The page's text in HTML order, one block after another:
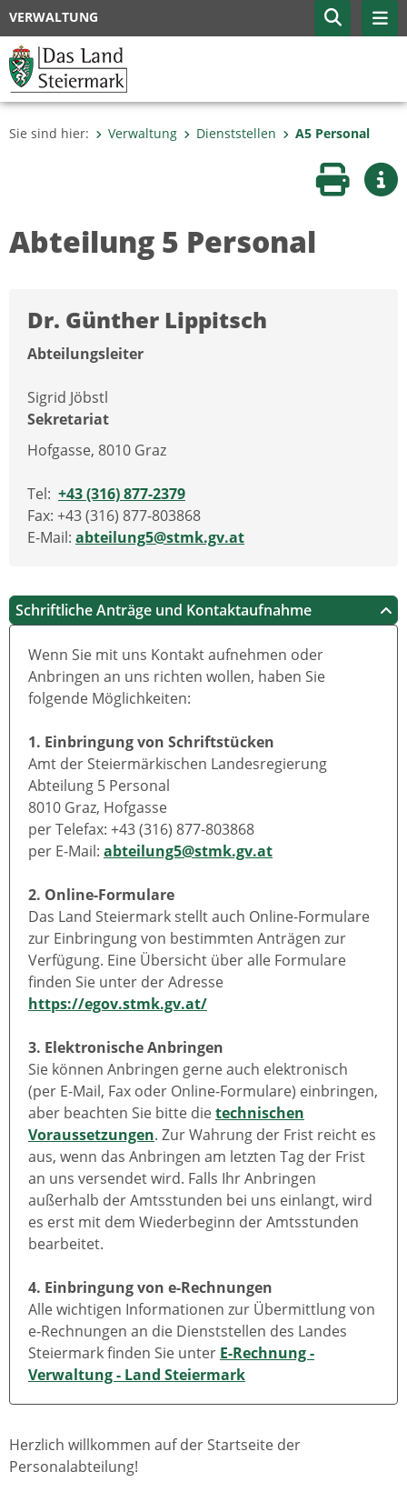
VERWALTUNG
Sie sind hier: Verwaltung Dienststellen A5 Personal
Seite
Abteilung 5 Personal
Dr. Günther Lippitsch
Abteilungsleiter
Sigrid Jöbstl
Sekretariat
Hofgasse, 8010 Graz
Tel: +43 (316) 877-2379
Fax: +43 (316) 877-803868
E-Mail: abteilung5@stmk.gv.at
Schriftliche Anträge und Kontaktaufnahme
Wenn Sie mit uns Kontakt aufnehmen oder
Anbringen an uns richten wollen, haben Sie
folgende Möglichkeiten:
1. Einbringung von Schriftstücken
Amt der Steiermärkischen Landesregierung
Abteilung 5 Personal
8010 Graz, Hofgasse
per Telefax: +43 (316) 877-803868
per E-Mail: abteilung5@stmk.gv.at
2. Online-Formulare
Das Land Steiermark stellt auch Online-Formulare
zur Einbringung von bestimmten Anträgen zur
Verfügung. Eine Übersicht über alle Formulare
finden Sie unter der Adresse
https://egov.stmk.gv.at/
3. Elektronische Anbringen
Sie können Anbringen gerne auch elektronisch
(per E-Mail, Fax oder Online-Formulare) einbringen,
aber beachten Sie bitte dietechnischen
Voraussetzungen. Zur Wahrung der Frist reicht es
aus, wenn das Anbringen am letzten Tag der Frist
an uns versendet wird. Falls Ihr Anbringen
außerhalb der Amtsstunden bei uns einlangt, wird
es erst mit dem Wiederbeginn der Amtsstunden
bearbeitet.
4. Einbringung von e-Rechnungen
Alle wichtigen Informationen zur Übermittlung von
e-Rechnungen an die Dienststellen des Landes
Steiermark finden Sie unter E-Rechnung -
Verwaltung - Land Steiermark
Herzlich willkommen auf der Startseite der
Personalabteilung!